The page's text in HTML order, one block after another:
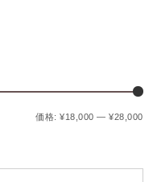
最
最
価格:¥18,000 —¥28,000